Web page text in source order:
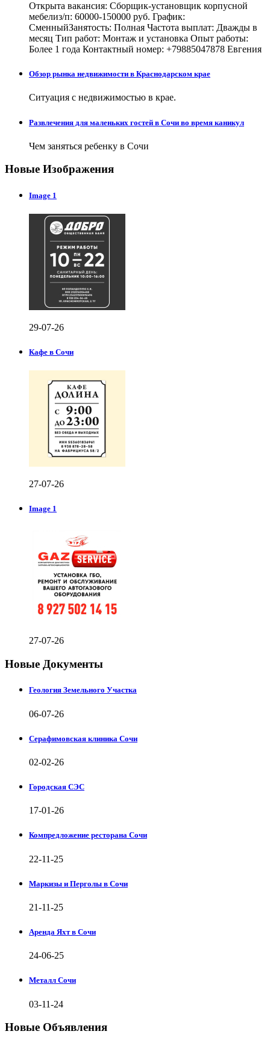
Открыта вакансия: Сборщик-установщик корпусной
мебелиз/п: 60000-150000 руб. График:
СменныйЗанятость: Полная Частота выплат: Дважды в
месяц Тип работ: Монтаж и установка Опыт работы:
Более 1 года Контактный номер: +79885047878 Евгения
Обзор рынка недвижимости в Краснодарском крае
Ситуация с недвижимостью в крае.
Развлечения для маленьких гостей в Сочи во время каникул
Чем заняться ребенку в Сочи
Новые Изображения
Image 1
29-07-26
Кафе в Сочи
27-07-26
Image 1
27-07-26
Новые Документы
Геология Земельного Участка
06-07-26
Серафимовская клиника Сочи
02-02-26
Городская СЭС
17-01-26
Компредложение ресторана Сочи
22-11-25
Маркизы и Перголы в Сочи
21-11-25
Аренда Яхт в Сочи
24-06-25
Металл Сочи
03-11-24
Новые Объявления